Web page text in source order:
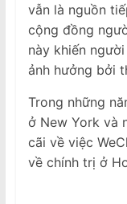
vẫn là nguồn
cộng đồng
này khiến
ảnh hưởng bởi
Trong những
ở New York và
cãi về việc
về chính trị ở